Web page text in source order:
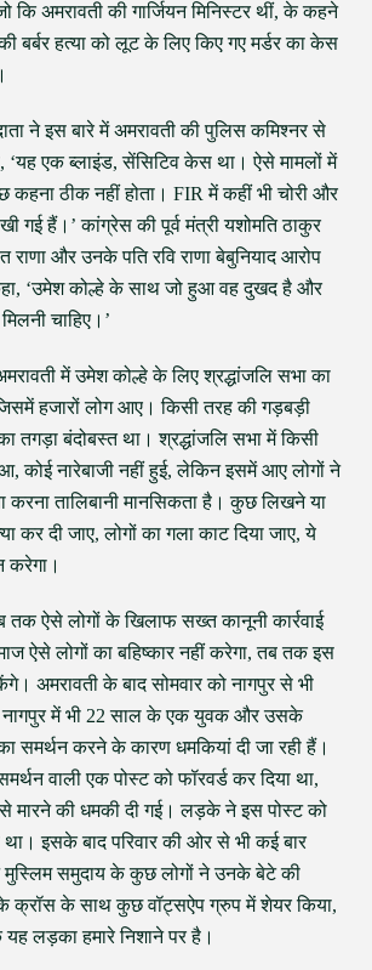
कि अमरावती की गार्जियन मिनिस्टर थीं, के कहने
बर्बर हत्या को लूट के लिए किए गए मर्डर का केस
ने इस बारे में अमरावती की पुलिस कमिश्नर से
‘यह एक ब्लाइंड, सेंसिटिव केस था। ऐसे मामलों में
ठीक नहीं होता। FIR में कहीं भी चोरी और
गई हैं।’ कांग्रेस की पूर्व मंत्री यशोमति ठाकुर
राणा और उनके पति रवि राणा बेबुनियाद आरोप
‘उमेश कोल्हे के साथ जो हुआ वह दुखद है और
चाहिए।’
में उमेश कोल्हे के लिए श्रद्धांजलि सभा का
हजारों लोग आए। किसी तरह की गड़बड़ी
तगड़ा बंदोबस्त था। श्रद्धांजलि सभा में किसी
कोई नारेबाजी नहीं हुई, लेकिन इसमें आए लोगों ने
करना तालिबानी मानसिकता है। कुछ लिखने या
कर दी जाए, लोगों का गला काट दिया जाए, ये
तक ऐसे लोगों के खिलाफ सख्त कानूनी कार्रवाई
ऐसे लोगों का बहिष्कार नहीं करेगा, तब तक इस
अमरावती के बाद सोमवार को नागपुर से भी
नागपुर में भी 22 साल के एक युवक और उसके
का समर्थन करने के कारण धमकियां दी जा रही हैं।
वाली एक पोस्ट को फॉरवर्ड कर दिया था,
मारने की धमकी दी गई। लड़के ने इस पोस्ट को
था। इसके बाद परिवार की ओर से भी कई बार
मुस्लिम समुदाय के कुछ लोगों ने उनके बेटे की
क्रॉस के साथ कुछ वॉट्सऐप ग्रुप में शेयर किया,
लड़का हमारे निशाने पर है।